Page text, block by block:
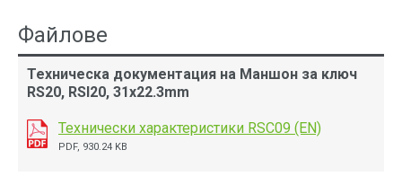
Файлове
Техническа документация на Маншон за ключ
RS20, RSI20, 31x22.3mm
Технически характеристики RSC09 (EN)
PDF, 930.24 KB